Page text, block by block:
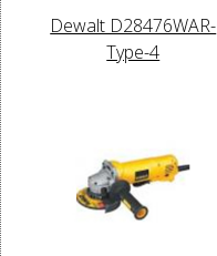
Dewalt D28476WAR-
Type-4